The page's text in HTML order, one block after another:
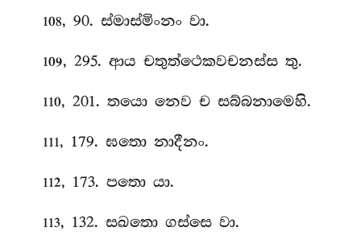
108, 90. ස්මාස්මිංනං වා.
109, 295. ආය චතුත්ථෙකවචනස්ස තු.
110, 201. තයො නෙව ච සබ්බනාමෙහි.
111, 179. ඝතො නාදීනං.
112, 173. පතො යා.
113, 132. සඛතො ගස්සෙ වා.